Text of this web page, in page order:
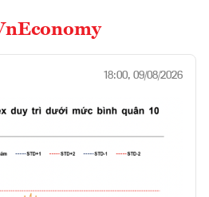
18:00, 09/08/2026